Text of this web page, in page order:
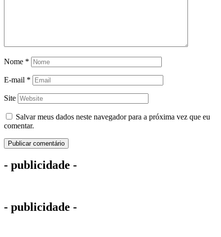
Nome *
E-mail *
Site
Salvar meus dados neste navegador para a próxima vez que eu
comentar.
- publicidade -
- publicidade -